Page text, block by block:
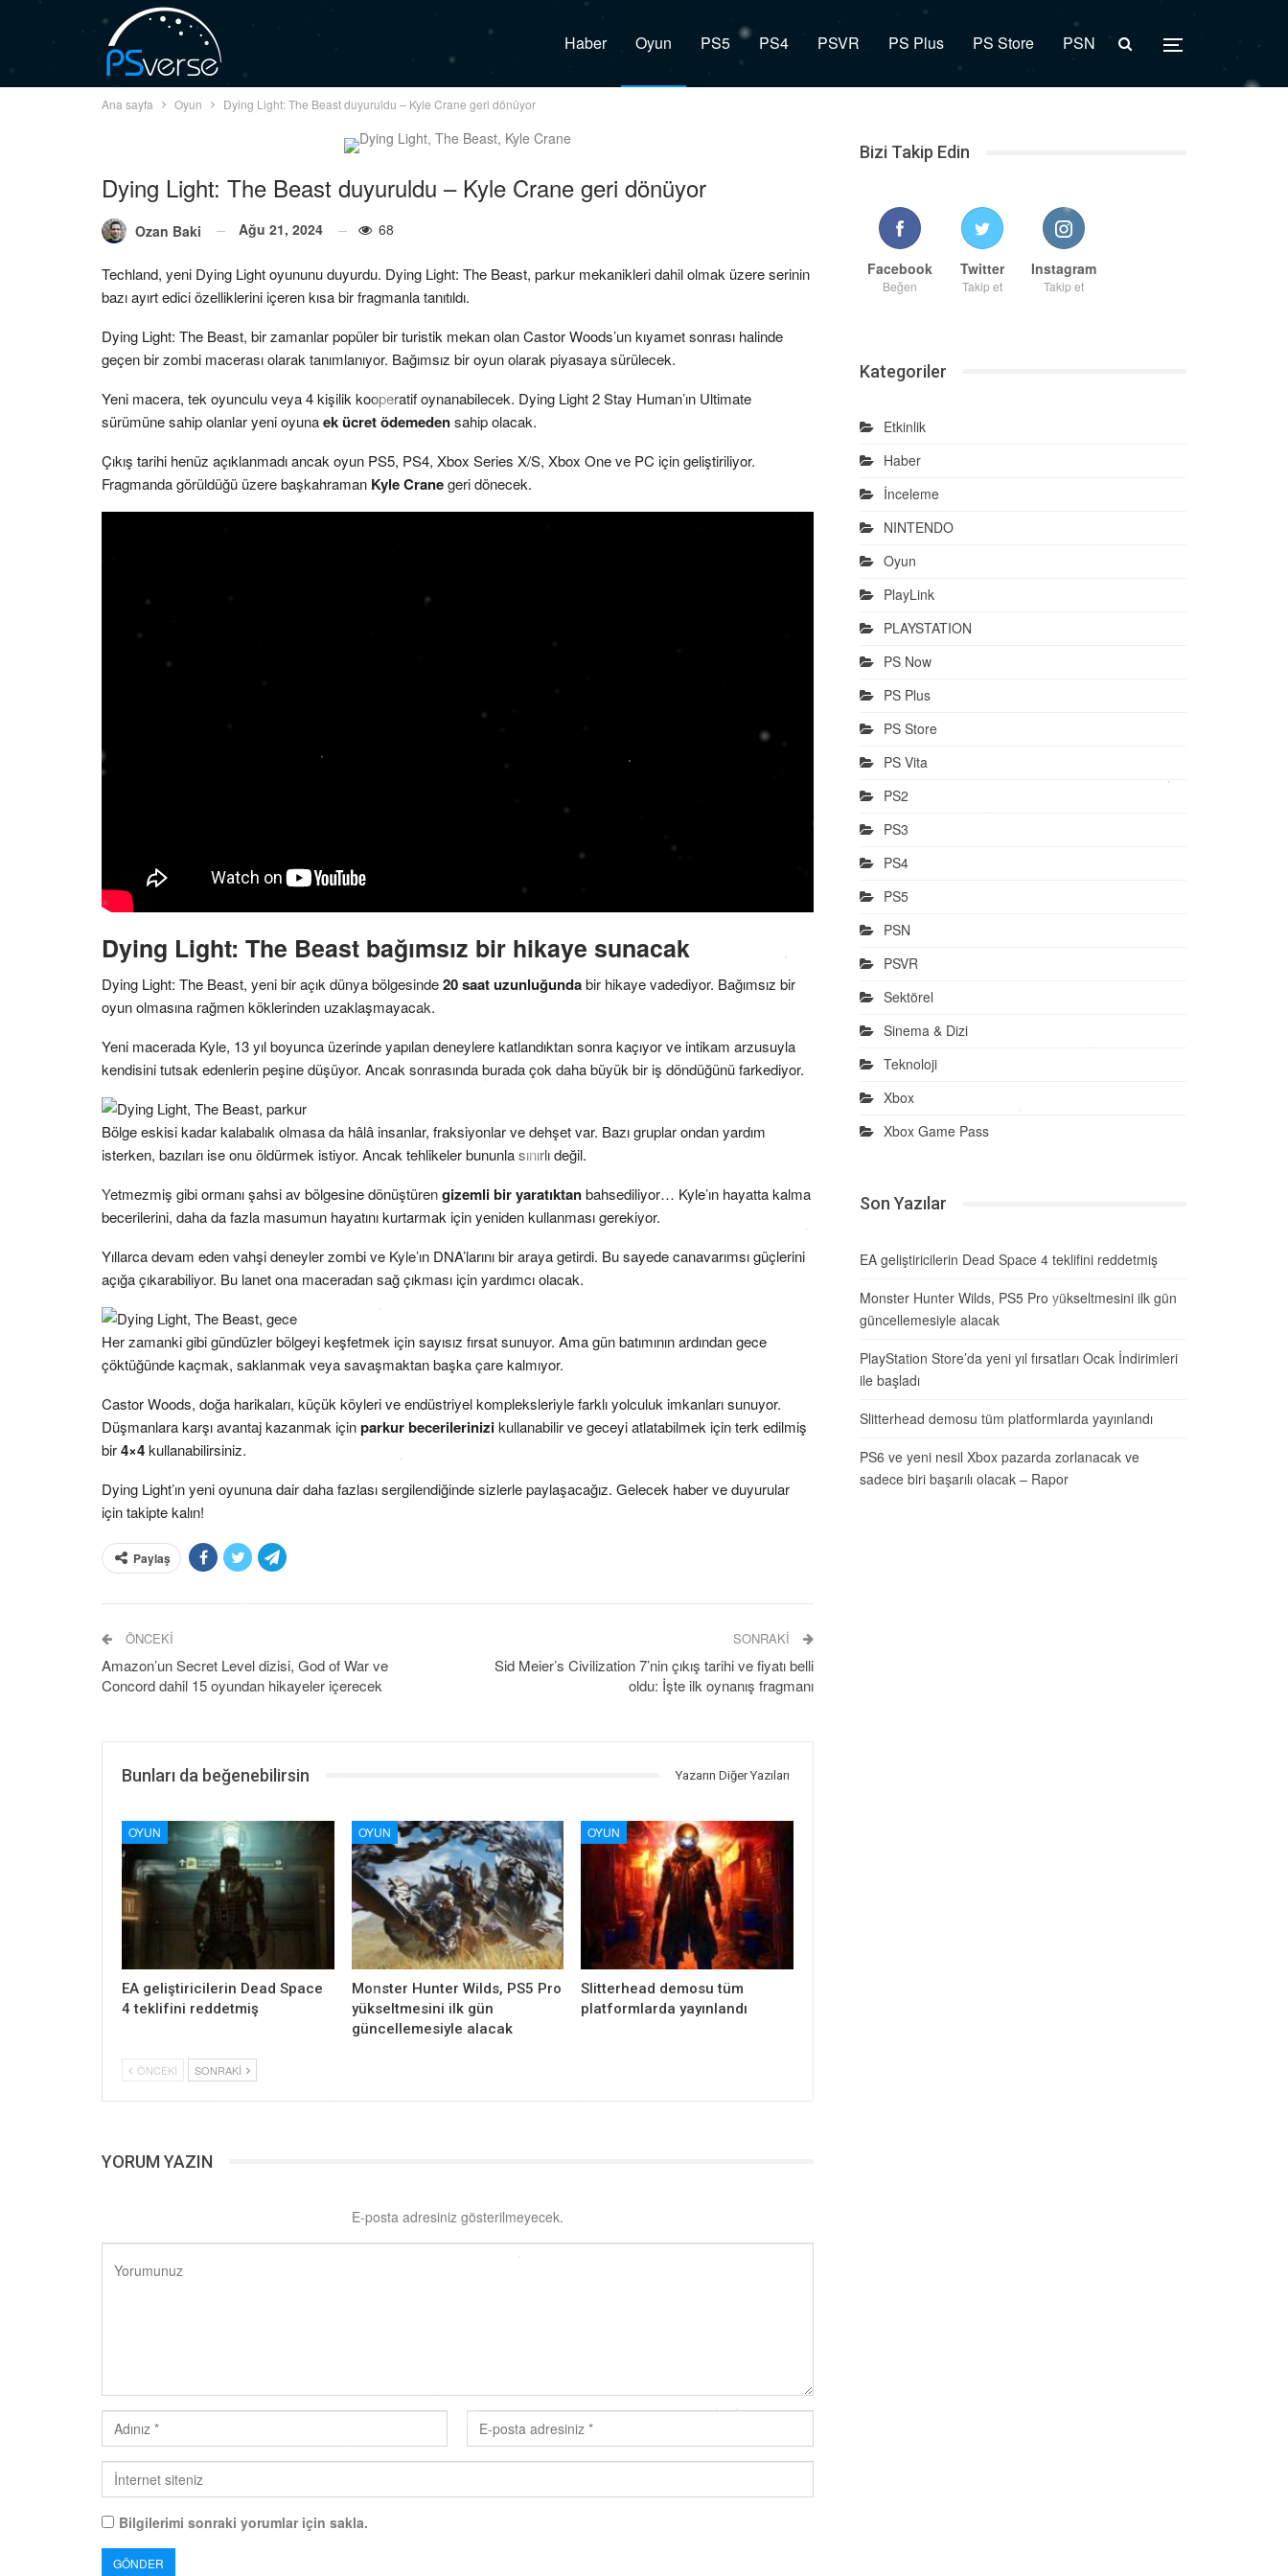
Haber Oyun PS5 PS4 PSVR PS Plus PS Store PSN
Ana sayfa Oyun Dying Light: The Beast duyuruldu – Kyle Crane geri dönüyor
Dying Light: The Beast duyuruldu – Kyle Crane geri dönüyor
Ozan Baki Ağu 21, 2024 68
Techland, yeni Dying Light oyununu duyurdu. Dying Light: The Beast, parkur mekanikleri dahil olmak üzere serinin
bazı ayırt edici özelliklerini içeren kısa bir fragmanla tanıtıldı.
Dying Light: The Beast, bir zamanlar popüler bir turistik mekan olan Castor Woods’un kıyamet sonrası halinde
geçen bir zombi macerası olarak tanımlanıyor. Bağımsız bir oyun olarak piyasaya sürülecek.
Yeni macera, tek oyunculu veya 4 kişilik kooperatif oynanabilecek. Dying Light 2 Stay Human’ın Ultimate
sürümüne sahip olanlar yeni oyunaek ücret ödemedensahip olacak.
Çıkış tarihi henüz açıklanmadı ancak oyun PS5, PS4, Xbox Series X/S, Xbox One ve PC için geliştiriliyor.
Fragmanda görüldüğü üzere başkahraman Kyle Cranegeri dönecek.
Dying Light: The Beast bağımsız bir hikaye sunacak
Dying Light: The Beast, yeni bir açık dünya bölgesinde20 saat uzunluğundabir hikaye vadediyor. Bağımsız bir
oyun olmasına rağmen köklerinden uzaklaşmayacak.
Yeni macerada Kyle, 13 yıl boyunca üzerinde yapılan deneylere katlandıktan sonra kaçıyor ve intikam arzusuyla
kendisini tutsak edenlerin peşine düşüyor. Ancak sonrasında burada çok daha büyük bir iş döndüğünü farkediyor.
Bölge eskisi kadar kalabalık olmasa da hâlâ insanlar, fraksiyonlar ve dehşet var. Bazı gruplar ondan yardım
isterken, bazıları ise onu öldürmek istiyor. Ancak tehlikeler bununla sınırlı değil.
Yetmezmiş gibi ormanı şahsi av bölgesine dönüştürengizemli bir yaratıktanbahsediliyor… Kyle’ın hayatta kalma
becerilerini, daha da fazla masumun hayatını kurtarmak için yeniden kullanması gerekiyor.
Yıllarca devam eden vahşi deneyler zombi ve Kyle’ın DNA’larını bir araya getirdi. Bu sayede canavarımsı güçlerini
açığa çıkarabiliyor. Bu lanet ona maceradan sağ çıkması için yardımcı olacak.
Her zamanki gibi gündüzler bölgeyi keşfetmek için sayısız fırsat sunuyor. Ama gün batımının ardından gece
çöktüğünde kaçmak, saklanmak veya savaşmaktan başka çare kalmıyor.
Castor Woods, doğa harikaları, küçük köyleri ve endüstriyel kompleksleriyle farklı yolculuk imkanları sunuyor.
Düşmanlara karşı avantaj kazanmak içinparkur becerilerinizikullanabilir ve geceyi atlatabilmek için terk edilmiş
bir4×4kullanabilirsiniz.
Dying Light’ın yeni oyununa dair daha fazlası sergilendiğinde sizlerle paylaşacağız. Gelecek haber ve duyurular
için takipte kalın!
Paylaş
ÖNCEKI
Amazon’un Secret Level dizisi, God of War ve
Concord dahil 15 oyundan hikayeler içerecek
SONRAKI
Sid Meier’s Civilization 7’nin çıkış tarihi ve fiyatı belli
oldu: İşte ilk oynanış fragmanı
Bunları da beğenebilirsin Yazarın Diğer Yazıları
OYUN
EA geliştiricilerin Dead Space
4 teklifini reddetmiş
OYUN
Monster Hunter Wilds, PS5 Pro
yükseltmesini ilk gün
güncellemesiyle alacak
OYUN
Slitterhead demosu tüm
platformlarda yayınlandı
ÖNCEKI SONRAKI
YORUM YAZIN
E-posta adresiniz gösterilmeyecek.
Bilgilerimi sonraki yorumlar için sakla.
Bizi Takip Edin
Facebook
Beğen
Twitter
Takip et
Instagram
Takip et
Kategoriler
Etkinlik
Haber
İnceleme
NINTENDO
Oyun
PlayLink
PLAYSTATION
PS Now
PS Plus
PS Store
PS Vita
PS2
PS3
PS4
PS5
PSN
PSVR
Sektörel
Sinema & Dizi
Teknoloji
Xbox
Xbox Game Pass
Son Yazılar
EA geliştiricilerin Dead Space 4 teklifini reddetmiş
Monster Hunter Wilds, PS5 Pro yükseltmesini ilk gün
güncellemesiyle alacak
PlayStation Store’da yeni yıl fırsatları Ocak İndirimleri
ile başladı
Slitterhead demosu tüm platformlarda yayınlandı
PS6 ve yeni nesil Xbox pazarda zorlanacak ve
sadece biri başarılı olacak – Rapor